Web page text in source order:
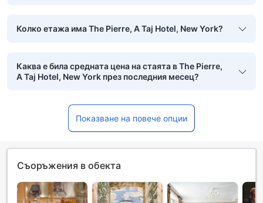
Колко етажа има The Pierre, A Taj Hotel, New York?
Каква е била средната цена на стаята в The Pierre,
A Taj Hotel, New York през последния месец?
Показване на повече опции
Съоръжения в обекта